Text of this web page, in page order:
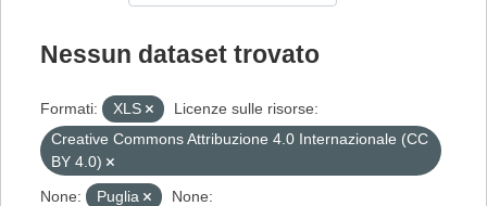
Nessun dataset trovato
Formati: XLS
Licenze sulle risorse:
Creative Commons Attribuzione 4.0 Internazionale (CC
BY 4.0)
None:
Puglia
None: